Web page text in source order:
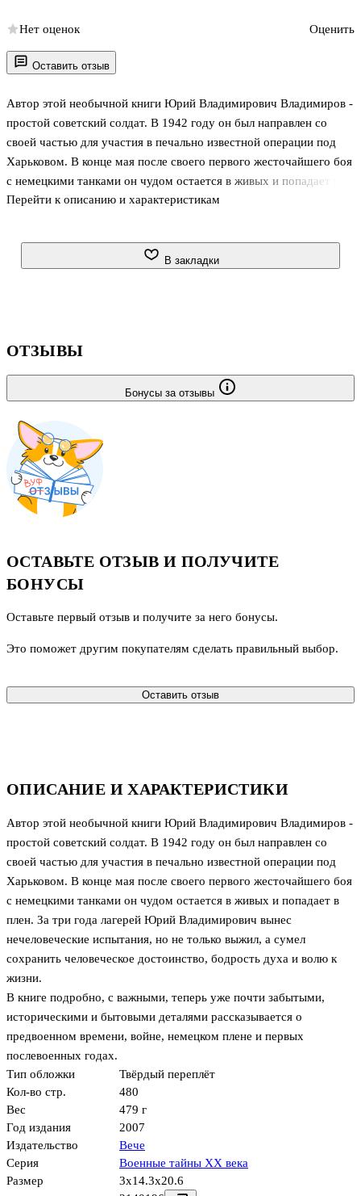
Оставить отзыв
Автор этой необычной книги Юрий Владимирович Владимиров -
простой советский солдат. В 1942 году он был направлен со
своей частью для участия в печально известной операции под
Харьковом. В конце мая после своего первого жесточайшего боя
с немецкими танками он чудом остается в живых и попадает в
плен. За три года лагерей Юрий Владимирович вынес
Перейти к описанию и характеристикам
Нет оценок Оценить
В закладки
ОПИСАНИЕ И ХАРАКТЕРИСТИКИ
Автор этой необычной книги Юрий Владимирович Владимиров -
простой советский солдат. В 1942 году он был направлен со
своей частью для участия в печально известной операции под
Харьковом. В конце мая после своего первого жесточайшего боя
с немецкими танками он чудом остается в живых и попадает в
плен. За три года лагерей Юрий Владимирович вынес
нечеловеческие испытания, но не только выжил, а сумел
сохранить человеческое достоинство, бодрость духа и волю к
жизни.
В книге подробно, с важными, теперь уже почти забытыми,
историческими и бытовыми деталями рассказывается о
предвоенном времени, войне, немецком плене и первых
послевоенных годах.
Тип обложки
Твёрдый переплёт
Кол-во стр.
480
Вес
479 г
Год издания
2007
Издательство
Вече
Серия
Военные тайны ХХ века
Размер
3x14.3x20.6
ОТЗЫВЫ
Бонусы за отзывы
ОСТАВЬТЕ ОТЗЫВ И ПОЛУЧИТЕ
БОНУСЫ
Оставьте первый отзыв и получите за него бонусы.
Это поможет другим покупателям сделать правильный выбор.
Оставить отзыв